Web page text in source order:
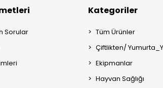
Sorular
Kategoriler
Tüm Ürünler
Çiftlikten/
Ekipmanlar
Hayvan Sağlığı